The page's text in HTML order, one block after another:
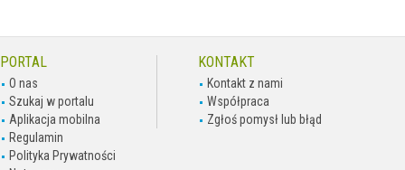
PORTAL
O nas
Szukaj w portalu
Aplikacja mobilna
Regulamin
Polityka Prywatności
KONTAKT
Kontakt z nami
Współpraca
Zgłoś pomysł lub błąd